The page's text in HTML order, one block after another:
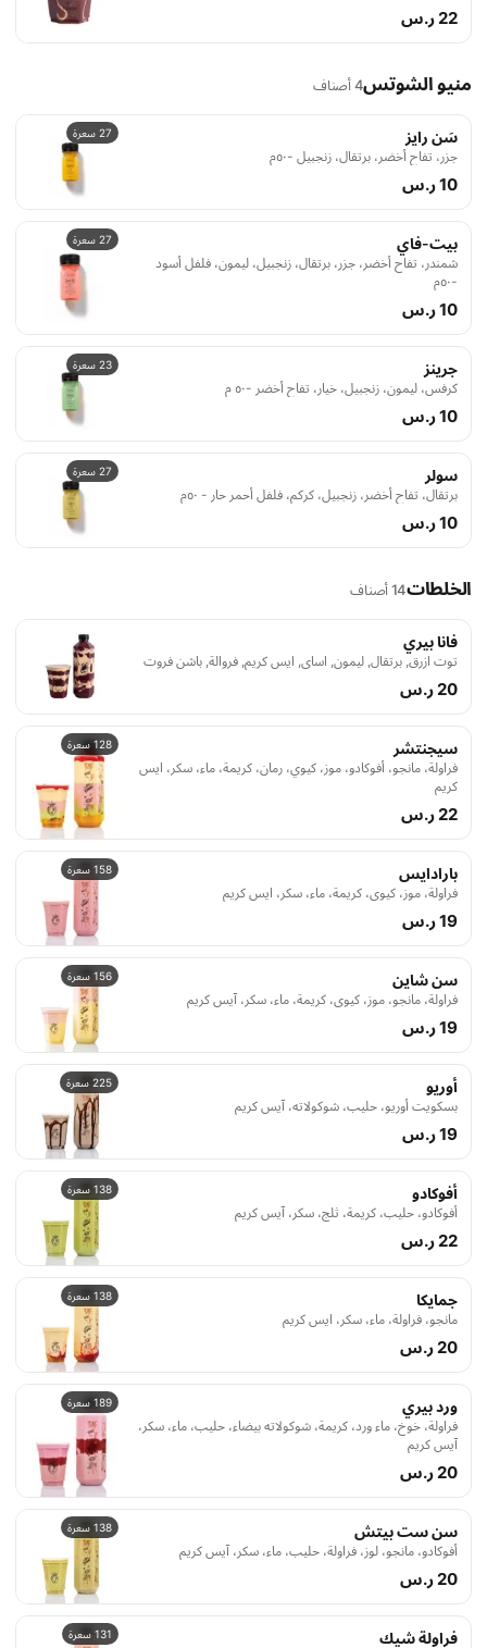
22 ر.س
منيو الشوتس4 أصناف
27 سعرة سَن رايز
جزر، تفاح أخضر، برتقال، زنجبيل -٥٠م
10 ر.س
27 سعرة بيت-فاي
شمندر، تفاح أخضر، جزر، برتقال، زنجبيل، ليمون، فلفل أسود
-٥٠م
10 ر.س
23 سعرة جرينز
كرفس، ليمون، زنجبيل، خيار، تفاح أخضر -٥٠ م
10 ر.س
27 سعرة سولر
برتقال، تفاح أخضر، زنجبيل، كركم، فلفل أحمر حار - ٥٠م
10 ر.س
الخلطات14 أصناف
فانا بيري
توت ازرق, برتقال, ليمون, اساي, ايس كريم, فروالة, باشن فروت
20 ر.س
128 سعرة سيجنتشر
فراولة، مانجو، أفوكادو، موز، كيوي، رمان، كريمة، ماء، سكر، ايس
كريم
22 ر.س
158 سعرة بارادايس
فراولة، موز، كيوي، كريمة، ماء، سكر، ايس كريم
19 ر.س
156 سعرة سن شاين
فراولة، مانجو، موز، كيوي، كريمة، ماء، سكر، آيس كريم
19 ر.س
225 سعرة أوريو
بسكويت أوريو، حليب، شوكولاته، آيس كريم
19 ر.س
138 سعرة أفوكادو
أفوكادو، حليب، كريمة، ثلج، سكر، آيس كريم
22 ر.س
138 سعرة جمايكا
مانجو، فراولة، ماء، سكر، ايس كريم
20 ر.س
189 سعرة ورد بيري
فراولة، خوخ، ماء ورد، كريمة، شوكولاته بيضاء، حليب، ماء، سكر،
آيس كريم
20 ر.س
138 سعرة سن ست بيتش
أفوكادو، مانجو، لوز، فراولة، حليب، ماء، سكر، آيس كريم
20 ر.س
131 سعرة فراولة شيك